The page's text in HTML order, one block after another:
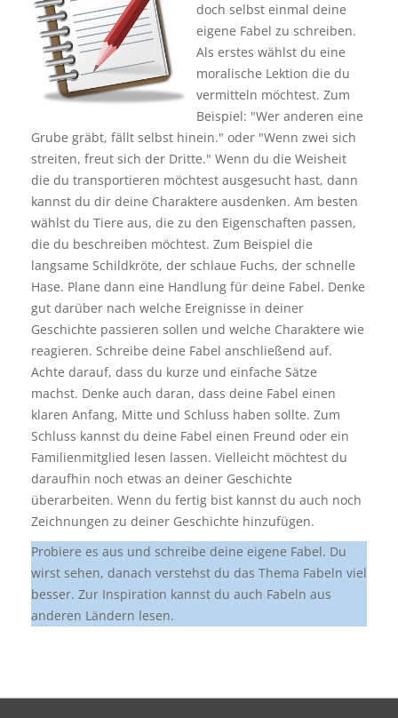
doch selbst einmal deine
eigene Fabel zu schreiben.
Als erstes wählst du eine
moralische Lektion die du
vermitteln möchtest. Zum
Beispiel: "Wer anderen eine
Grube gräbt, fällt selbst hinein." oder "Wenn zwei sich
streiten, freut sich der Dritte." Wenn du die Weisheit
die du transportieren möchtest ausgesucht hast, dann
kannst du dir deine Charaktere ausdenken. Am besten
wählst du Tiere aus, die zu den Eigenschaften passen,
die du beschreiben möchtest. Zum Beispiel die
langsame Schildkröte, der schlaue Fuchs, der schnelle
Hase. Plane dann eine Handlung für deine Fabel. Denke
gut darüber nach welche Ereignisse in deiner
Geschichte passieren sollen und welche Charaktere wie
reagieren. Schreibe deine Fabel anschließend auf.
Achte darauf, dass du kurze und einfache Sätze
machst. Denke auch daran, dass deine Fabel einen
klaren Anfang, Mitte und Schluss haben sollte. Zum
Schluss kannst du deine Fabel einen Freund oder ein
Familienmitglied lesen lassen. Vielleicht möchtest du
daraufhin noch etwas an deiner Geschichte
überarbeiten. Wenn du fertig bist kannst du auch noch
Zeichnungen zu deiner Geschichte hinzufügen.
Probiere es aus und schreibe deine eigene Fabel. Du
wirst sehen, danach verstehst du das Thema Fabeln viel
besser. Zur Inspiration kannst du auch Fabeln aus
anderen Ländern lesen.